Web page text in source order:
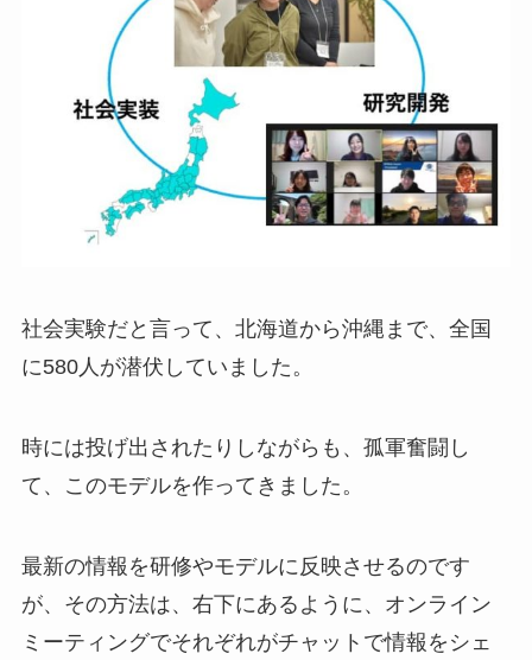
社会実験だと言って、北海道から沖縄まで、全国
に580人が潜伏していました。
時には投げ出されたりしながらも、孤軍奮闘し
て、このモデルを作ってきました。
最新の情報を研修やモデルに反映させるのです
が、その方法は、右下にあるように、オンライン
ミーティングでそれぞれがチャットで情報をシェ